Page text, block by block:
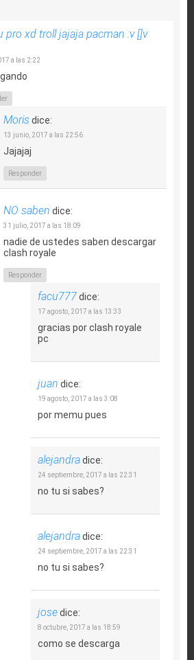
pro xd troll jajaja pacman :v []v
a las 2:22
Moris dice:
13 junio, 2017 a las 22:56
Jajajaj
Responder
NO saben dice:
31 julio, 2017 a las 18:09
nadie de ustedes saben descargar
clash royale
Responder
facu777dice:
17 agosto, 2017 a las 13:33
gracias por clash royale
pc
juan dice:
19 agosto, 2017 a las 3:08
por memu pues
alejandradice:
24 septiembre, 2017 a las 22:31
no tu si sabes?
alejandradice:
24 septiembre, 2017 a las 22:31
no tu si sabes?
josedice:
8 octubre, 2017 a las 18:59
como se descarga